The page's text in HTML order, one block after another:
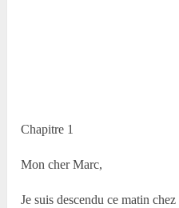
Chapitre 1
Mon cher Marc,
Je suis descendu ce matin